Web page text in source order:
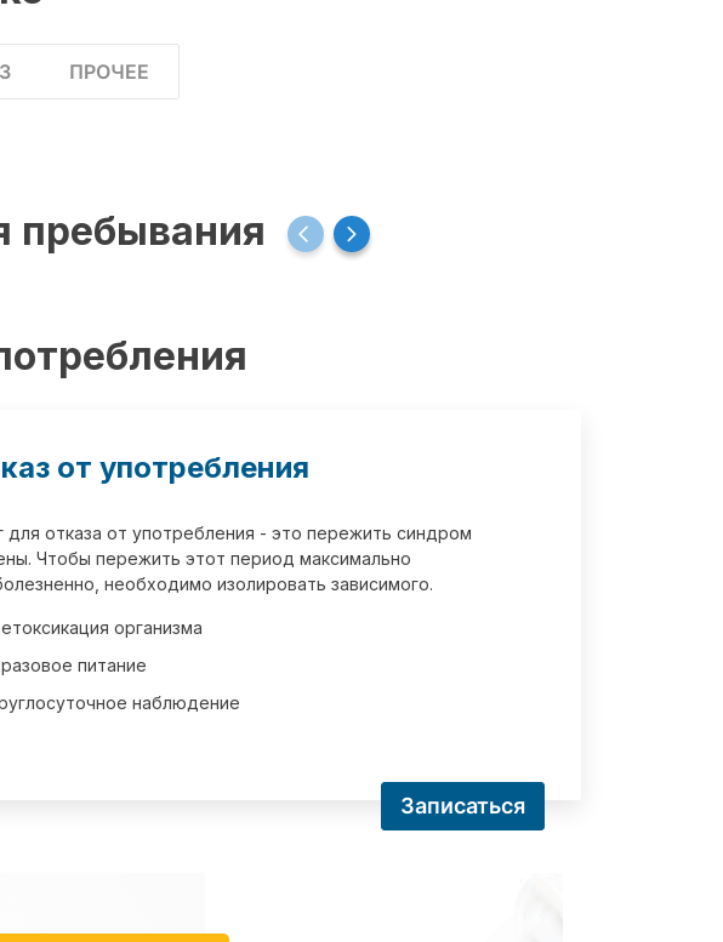
ПРОЧЕЕ
пребывания
от употребления
для отказа от употребления - это пережить синдром
Чтобы пережить этот период максимально
необходимо изолировать зависимого.
организма
питание
наблюдение
Записаться